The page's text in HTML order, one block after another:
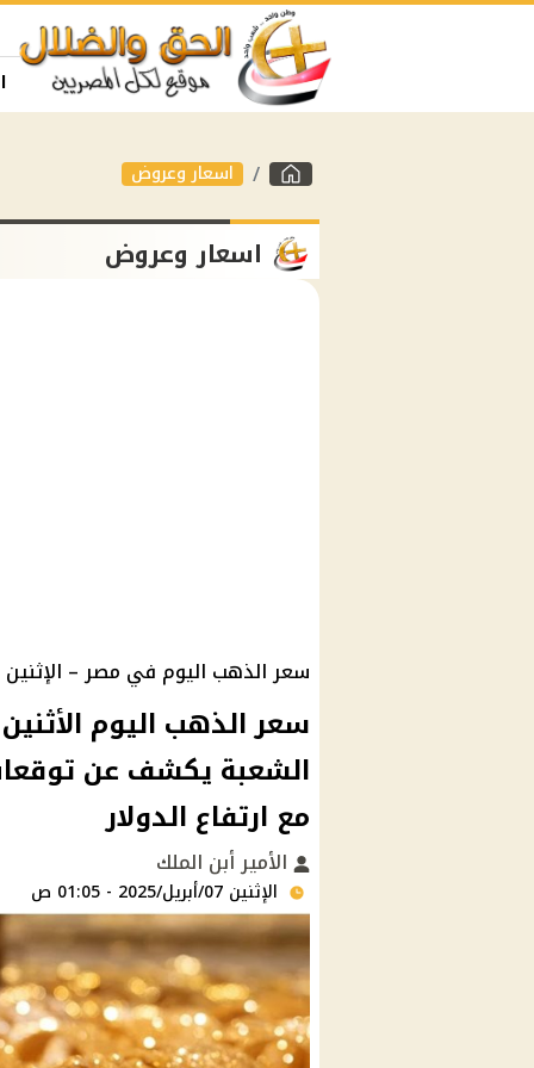
اسعار وعروض
اسعار وعروض
سعر الذهب اليوم في مصر – الإثنين 7 أبريل 2025
الشعبة يكشف عن
مع ارتفاع الدولار
الأمير أبن الملك
الإثنين 07/أبريل/2025 - 01:05 ص